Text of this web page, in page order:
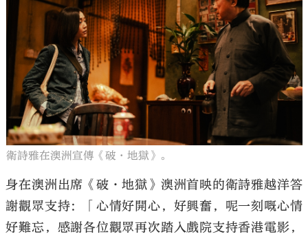
衛詩雅在澳洲宣傳《破·地獄》。
身在澳洲出席《破·地獄》澳洲首映的衛詩雅越洋答
謝觀眾支持：「心情好開心，好興奮，呢一刻嘅心情
好難忘，感謝各位觀眾再次踏入戲院支持香港電影，